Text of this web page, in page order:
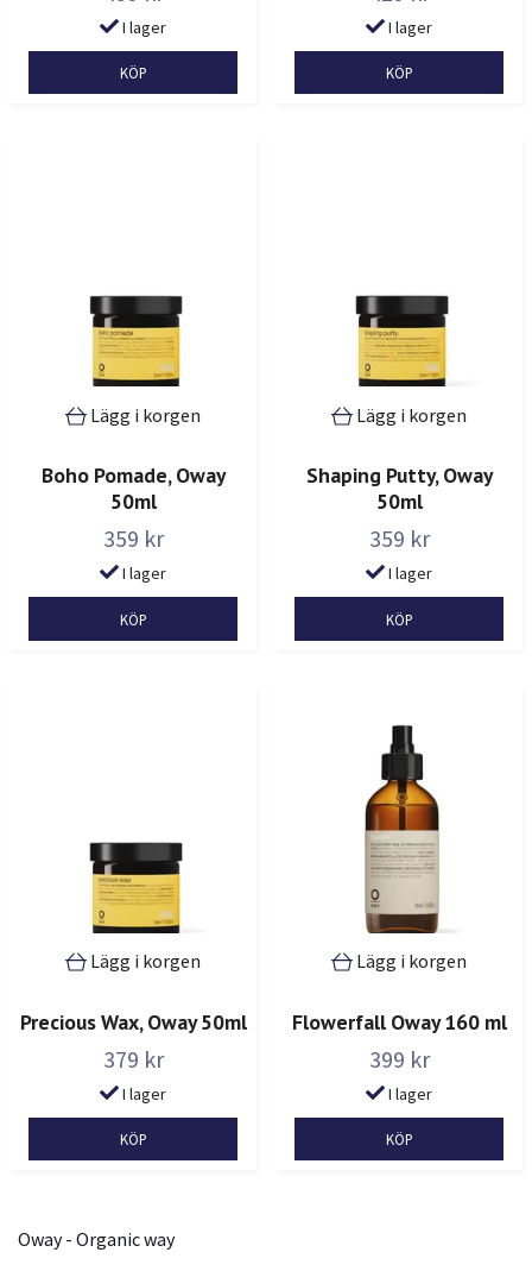
I lager I lager
Lägg i korgen
Boho Pomade, Oway
50ml
359 kr
I lager
Lägg i korgen
Shaping Putty, Oway
50ml
359 kr
I lager
Lägg i korgen
Precious Wax, Oway 50ml
379 kr
I lager
Lägg i korgen
Flowerfall Oway 160 ml
399 kr
I lager
Oway - Organic way